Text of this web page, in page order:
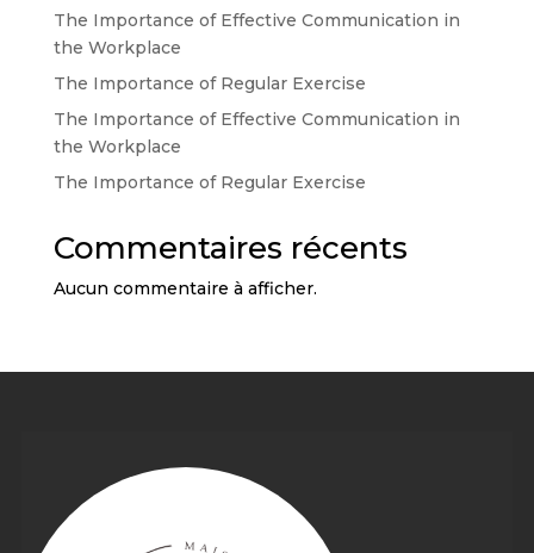
The Importance of Effective Communication in
the Workplace
The Importance of Regular Exercise
The Importance of Effective Communication in
the Workplace
The Importance of Regular Exercise
Commentaires récents
Aucun commentaire à afficher.